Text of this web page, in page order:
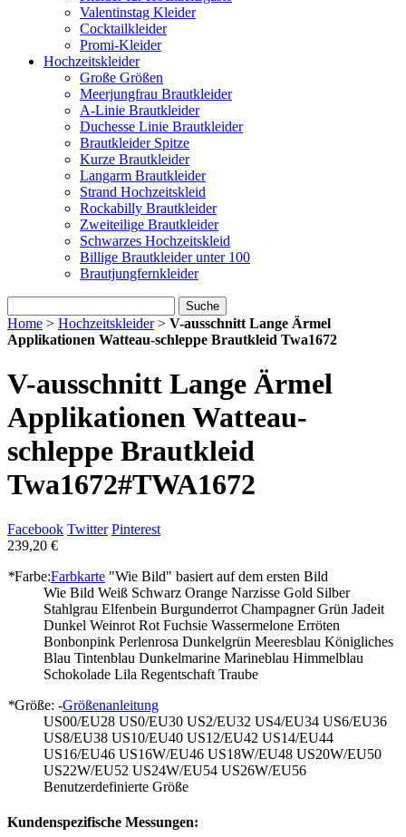
Valentinstag Kleider
Cocktailkleider
Promi-Kleider
Hochzeitskleider
Große Größen
Meerjungfrau Brautkleider
A-Linie Brautkleider
Duchesse Linie Brautkleider
Brautkleider Spitze
Kurze Brautkleider
Langarm Brautkleider
Strand Hochzeitskleid
Rockabilly Brautkleider
Zweiteilige Brautkleider
Schwarzes Hochzeitskleid
Billige Brautkleider unter 100
Brautjungfernkleider
Suche
Home > Hochzeitskleider> V-ausschnitt Lange Ärmel
Applikationen Watteau-schleppe Brautkleid Twa1672
V-ausschnitt Lange Ärmel
Applikationen Watteau-
schleppe Brautkleid
Twa1672#TWA1672
Facebook Twitter Pinterest
239,20 €
*Farbe:Farbkarte "Wie Bild" basiert auf dem ersten Bild
Wie Bild Weiß Schwarz Orange Narzisse Gold Silber
Stahlgrau Elfenbein Burgunderrot Champagner Grün Jadeit
Dunkel Weinrot Rot Fuchsie Wassermelone Erröten
Bonbonpink Perlenrosa Dunkelgrün Meeresblau Königliches
Blau Tintenblau Dunkelmarine Marineblau Himmelblau
Schokolade Lila Regentschaft Traube
*Größe: -Größenanleitung
US00/EU28 US0/EU30 US2/EU32 US4/EU34 US6/EU36
US8/EU38 US10/EU40 US12/EU42 US14/EU44
US16/EU46 US16W/EU46 US18W/EU48 US20W/EU50
US22W/EU52 US24W/EU54 US26W/EU56
Benutzerdefinierte Größe
Kundenspezifische Messungen: